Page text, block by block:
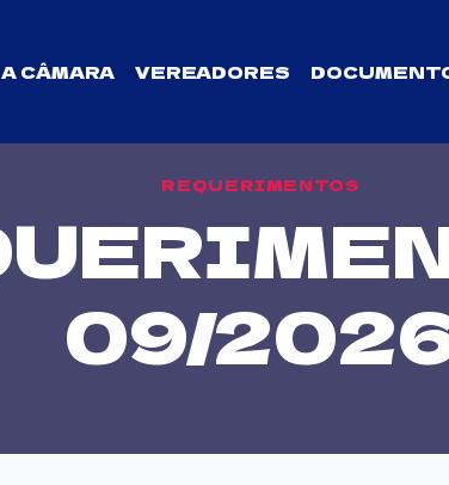
A CÂMARA VEREADORES
REQUERIMENTOS
09/